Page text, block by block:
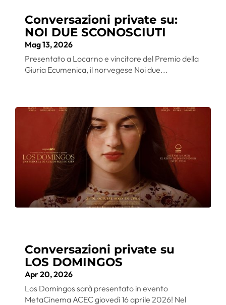
Conversazioni private su:
NOI DUE SCONOSCIUTI
Mag 13, 2026
Presentato a Locarno e vincitore del Premio della
Giuria Ecumenica, il norvegese Noi due...
Conversazioni private su
LOS DOMINGOS
Apr 20, 2026
Los Domingos sarà presentato in evento
MetaCinema ACEC giovedì 16 aprile 2026! Nel